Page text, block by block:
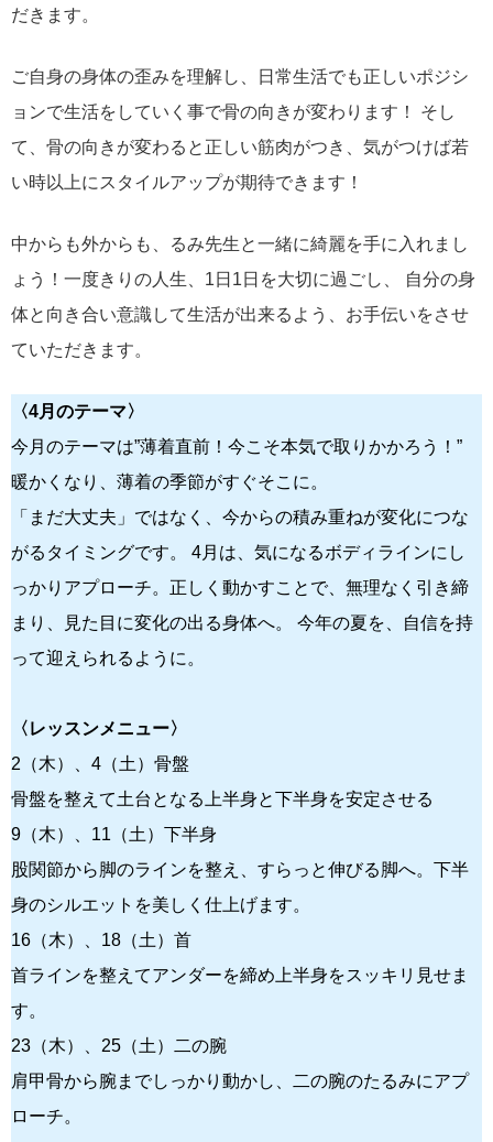
だきます。
ご自身の身体の歪みを理解し、日常生活でも正しいポジシ
ョンで生活をしていく事で骨の向きが変わります！ そし
て、骨の向きが変わると正しい筋肉がつき、気がつけば若
い時以上にスタイルアップが期待できます！
中からも外からも、るみ先生と一緒に綺麗を手に入れまし
ょう！一度きりの人生、1日1日を大切に過ごし、 自分の身
体と向き合い意識して生活が出来るよう、お手伝いをさせ
ていただきます。
〈4月のテーマ〉
今月のテーマは”薄着直前！今こそ本気で取りかかろう！”
暖かくなり、薄着の季節がすぐそこに。
「まだ大丈夫」ではなく、今からの積み重ねが変化につな
がるタイミングです。 4月は、気になるボディラインにし
っかりアプローチ。正しく動かすことで、無理なく引き締
まり、見た目に変化の出る身体へ。 今年の夏を、自信を持
って迎えられるように。
〈レッスンメニュー〉
2（木）、4（土）骨盤
骨盤を整えて土台となる上半身と下半身を安定させる
9（木）、11（土）下半身
股関節から脚のラインを整え、すらっと伸びる脚へ。下半
身のシルエットを美しく仕上げます。
16（木）、18（土）首
首ラインを整えてアンダーを締め上半身をスッキリ見せま
す。
23（木）、25（土）二の腕
肩甲骨から腕までしっかり動かし、二の腕のたるみにアプ
ローチ。